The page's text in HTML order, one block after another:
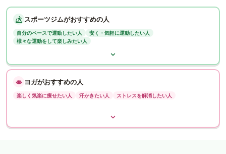
スポーツジムがおすすめの人
自分のペースで運動したい人
安く・気軽に運動したい人
様々な運動をして楽しみたい人
ヨガがおすすめの人
楽しく気楽に痩せたい人 汗かきたい人 ストレスを解消したい人